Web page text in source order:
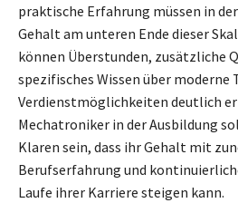
praktische Erfahrung müssen in
Gehalt am unteren Ende dieser
können Überstunden, zusätzliche
spezifisches Wissen über moderne
Verdienstmöglichkeiten deutlich
Mechatroniker in der Ausbildung
Klaren sein, dass ihr Gehalt mit
Berufserfahrung und
Laufe ihrer Karriere steigen kann.